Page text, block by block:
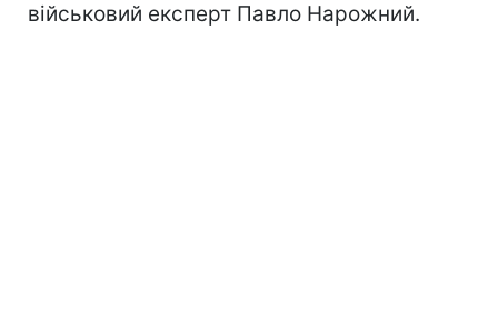
військовий експерт Павло Нарожний.